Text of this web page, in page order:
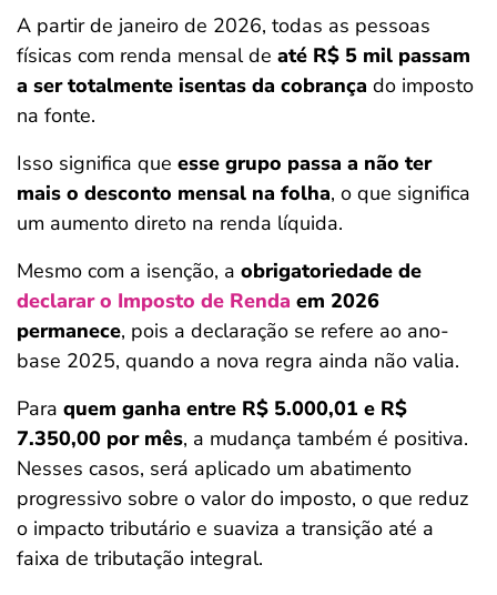
A partir de janeiro de 2026, todas as pessoas
físicas com renda mensal de até R$ 5 mil passam
a ser totalmente isentas da cobrança do imposto
na fonte.
Isso significa que esse grupo passa a não ter
mais o desconto mensal na folha, o que significa
um aumento direto na renda líquida.
Mesmo com a isenção, a obrigatoriedade de
declarar o Imposto de Renda em 2026
permanece, pois a declaração se refere ao ano-
base 2025, quando a nova regra ainda não valia.
Para quem ganha entre R$ 5.000,01 e R$
7.350,00 por mês, a mudança também é positiva.
Nesses casos, será aplicado um abatimento
progressivo sobre o valor do imposto, o que reduz
o impacto tributário e suaviza a transição até a
faixa de tributação integral.